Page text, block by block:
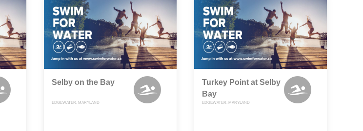
Selby on the Bay
EDGEWATER, MARYLAND
Turkey Point at Selby
Bay
EDGEWATER, MARYLAND